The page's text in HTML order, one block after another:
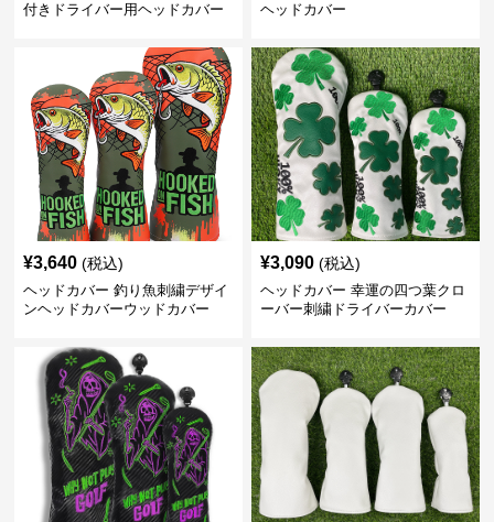
付きドライバー用ヘッドカバー
ヘッドカバー
¥3,640 (税込)
ヘッドカバー 釣り魚刺繍デザイ
ンヘッドカバーウッドカバー
¥3,090 (税込)
ヘッドカバー 幸運の四つ葉クロ
ーバー刺繍ドライバーカバー